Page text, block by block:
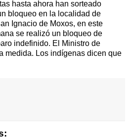
hasta ahora han sorteado
bloqueo en la localidad de
Ignacio de Moxos, en este
se realizó un bloqueo de
indefinido. El Ministro de
medida. Los indígenas dicen que